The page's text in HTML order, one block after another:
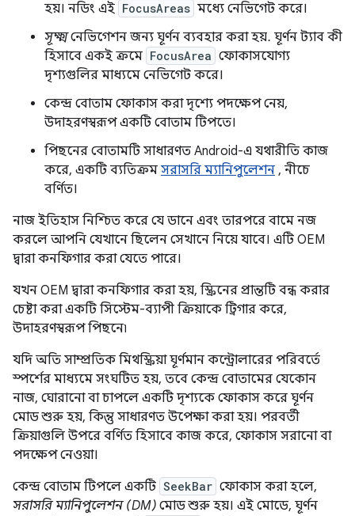
হয়। নডিং এই FocusAreas মধ্যে নেভিগেট করে।
সূক্ষ্মনেভিগেশন জন্য ঘূর্ণন ব্যবহার করা হয়. ঘূর্ণন ট্যাব কী
হিসাবে একই ক্রমে FocusArea ফোকাসযোগ্য
দৃশ্যগুলির মাধ্যমে নেভিগেট করে।
কেন্দ্র বোতাম ফোকাস করা দৃশ্যে পদক্ষেপ নেয়,
উদাহরণস্বরূপ একটি বোতাম টিপতে।
পিছনের বোতামটি সাধারণত Android-এ যথারীতি কাজ
করে, একটি ব্যতিক্রম সরাসরি ম্যানিপুলেশন , নীচে
বর্ণিত।
নাজ ইতিহাস নিশ্চিত করে যে ডানে এবং তারপরে বামে নজ
করলে আপনি যেখানে ছিলেন সেখানে নিয়ে যাবে। এটি OEM
দ্বারা কনফিগার করা যেতে পারে।
যখন OEM দ্বারা কনফিগার করা হয়, স্ক্রিনের প্রান্তটি বন্ধ করার
চেষ্টা করা একটি সিস্টেম-ব্যাপী ক্রিয়াকে ট্রিগার করে,
উদাহরণস্বরূপ পিছনে৷
যদি অতি সাম্প্রতিক মিথস্ক্রিয়া ঘূর্ণমান কন্ট্রোলারের পরিবর্তে
স্পর্শের মাধ্যমে সংঘটিত হয়, তবে কেন্দ্র বোতামের যেকোন
নাজ, ঘোরানো বা চাপলে একটি দৃশ্যকে ফোকাস করে ঘূর্ণন
মোড শুরু হয়, কিন্তু সাধারণত উপেক্ষা করা হয়। পরবর্তী
ক্রিয়াগুলি উপরে বর্ণিত হিসাবে কাজ করে, ফোকাস সরানো বা
পদক্ষেপ নেওয়া।
কেন্দ্র বোতাম টিপলে একটি SeekBar ফোকাস করা হলে,
সরাসরি ম্যানিপুলেশন (DM) মোড শুরু হয়। এই মোডে, ঘূর্ণন